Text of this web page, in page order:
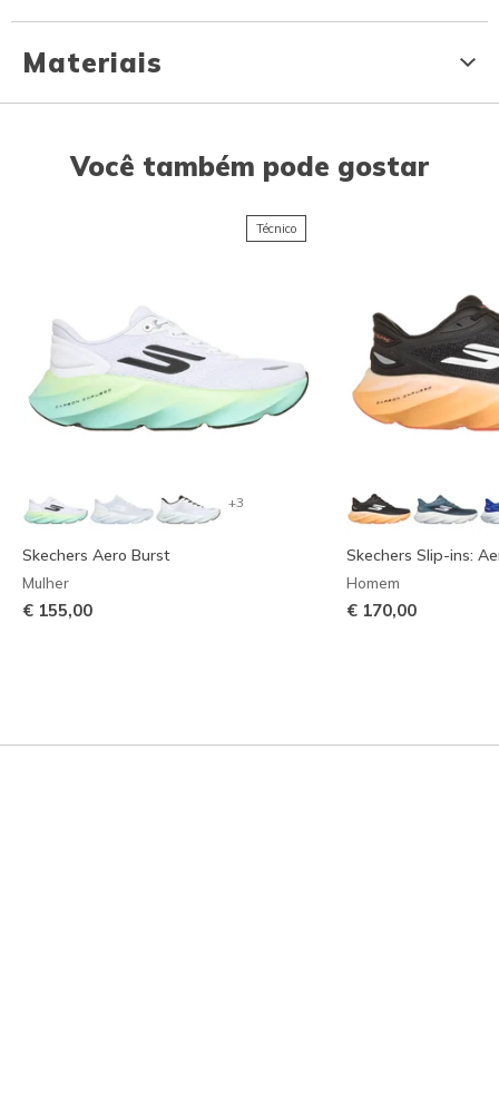
Materiais
Você também pode gostar
Técnico
+3
Skechers Aero Burst
Mulher
€ 155,00
Skechers Slip-ins:
Homem
€ 170,00